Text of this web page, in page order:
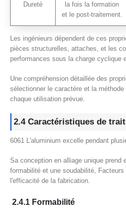
Dureté
la fois la formation
et le post-traitement.
Les ingénieurs dépendent de ces
pièces structurelles, attaches, et les
performances sous la charge cyclique
Une compréhension détaillée des
sélectionner le caractère et la
chaque utilisation prévue.
2.4 Caractéristiques de
6061 L'aluminium excelle pendant
Sa conception en alliage unique prend
formabilité et une soudabilité,
l'efficacité de la fabrication.
2.4.1 Formabilité